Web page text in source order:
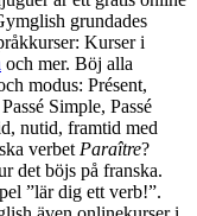
grundades
Kurser i
och mer. Böj alla
modus: Présent,
Simple, Passé
nutid, framtid med
verbet Paraître?
det böjs på franska.
”lär dig ett verb!”.